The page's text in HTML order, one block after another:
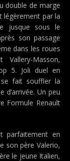
double de marge
légèrement par la
jusque sous le
son passage
dans les roues
Masson,
5. Joli duel en
fait souffler la
d’arrivée. Un peu
Formule Renault
parfaitement en
son père Valerio,
le jeune Italien,